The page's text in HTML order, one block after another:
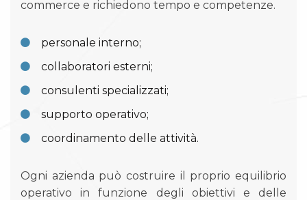
commerce e richiedono tempo e competenze.
personale interno;
collaboratori esterni;
consulenti specializzati;
supporto operativo;
coordinamento delle attività.
Ogni azienda può costruire il proprio equilibrio
operativo in funzione degli obiettivi e delle